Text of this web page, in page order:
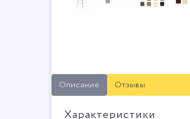
Описание Отзывы
Характеристики